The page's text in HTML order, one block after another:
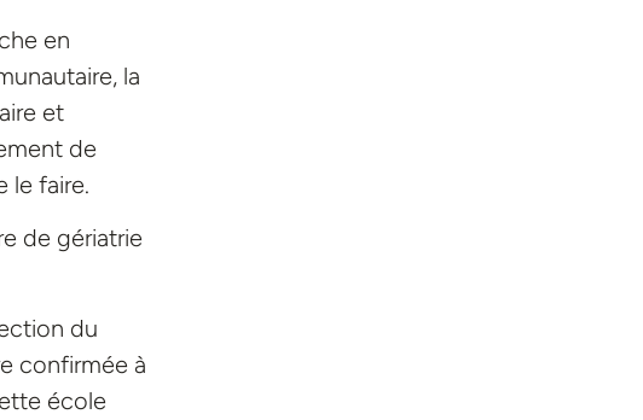
en
la
et
de
le faire.
de gériatrie
du
confirmée à
école